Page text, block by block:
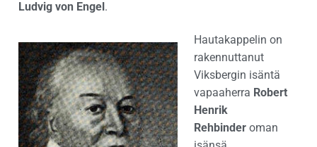
Ludvig von Engel.
Hautakappelin on
rakennuttanut
Viksbergin isäntä
vapaaherra Robert
Henrik
Rehbinderoman